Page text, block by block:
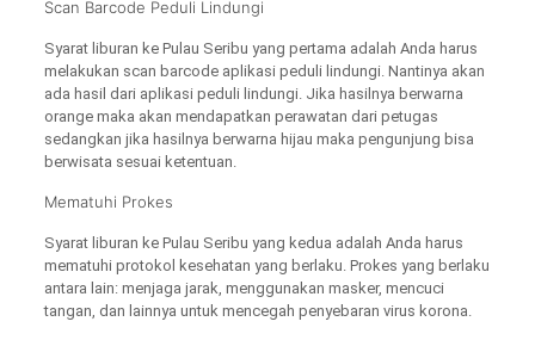
Scan Barcode Peduli Lindungi
Syarat liburan ke Pulau Seribu yang pertama adalah Anda harus
melakukan scan barcode aplikasi peduli lindungi. Nantinya akan
ada hasil dari aplikasi peduli lindungi. Jika hasilnya berwarna
orange maka akan mendapatkan perawatan dari petugas
sedangkan jika hasilnya berwarna hijau maka pengunjung bisa
berwisata sesuai ketentuan.
Mematuhi Prokes
Syarat liburan ke Pulau Seribu yang kedua adalah Anda harus
mematuhi protokol kesehatan yang berlaku. Prokes yang berlaku
antara lain: menjaga jarak, menggunakan masker, mencuci
tangan, dan lainnya untuk mencegah penyebaran virus korona.